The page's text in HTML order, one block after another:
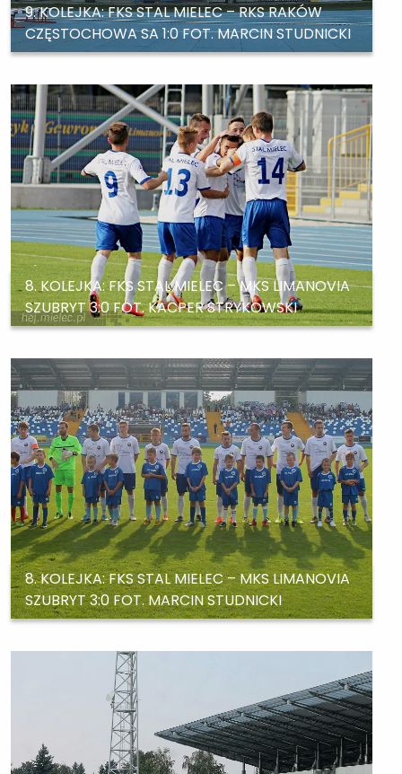
9. KOLEJKA: FKS STAL MIELEC – RKS RAKÓW
CZĘSTOCHOWA SA 1:0 FOT. MARCIN STUDNICKI
8. KOLEJKA: FKS STAL MIELEC – MKS LIMANOVIA
SZUBRYT 3:0 FOT. KACPER STRYKOWSKI
8. KOLEJKA: FKS STAL MIELEC – MKS LIMANOVIA
SZUBRYT 3:0 FOT. MARCIN STUDNICKI